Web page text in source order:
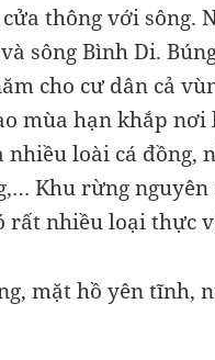
thông với sông.
sông Bình Di.
cho cư dân cả
mùa hạn khắp nơi
loài cá đồng,
Khu rừng
rất nhiều loại thực
mặt hồ yên tĩnh,